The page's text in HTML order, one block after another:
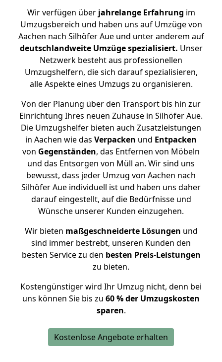
Wir verfügen überjahrelange Erfahrung im
Umzugsbereich und haben uns auf Umzüge von
Aachen nach Silhöfer Aue und unter anderem auf
deutschlandweite Umzüge spezialisiert. Unser
Netzwerk besteht aus professionellen
Umzugshelfern, die sich darauf spezialisieren,
alle Aspekte eines Umzugs zu organisieren.
Von der Planung über den Transport bis hin zur
Einrichtung Ihres neuen Zuhause in Silhöfer Aue.
Die Umzugshelfer bieten auch Zusatzleistungen
in Aachen wie das Verpacken und Entpacken
von Gegenständen, das Entfernen von Möbeln
und das Entsorgen von Müll an. Wir sind uns
bewusst, dass jeder Umzug von Aachen nach
Silhöfer Aue individuell ist und haben uns daher
darauf eingestellt, auf die Bedürfnisse und
Wünsche unserer Kunden einzugehen.
Wir bieten maßgeschneiderte Lösungen und
sind immer bestrebt, unseren Kunden den
besten Service zu den besten Preis-Leistungen
zu bieten.
Kostengünstiger wird Ihr Umzug nicht, denn bei
uns können Sie bis zu 60 % der Umzugskosten
sparen.
Kostenlose Angebote erhalten